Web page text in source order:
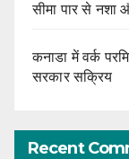
सीमा पार से नशा
कनाडा में वर्क
सरकार सक्रिय
Recent